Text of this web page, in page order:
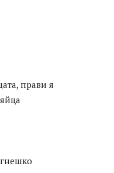
прави я